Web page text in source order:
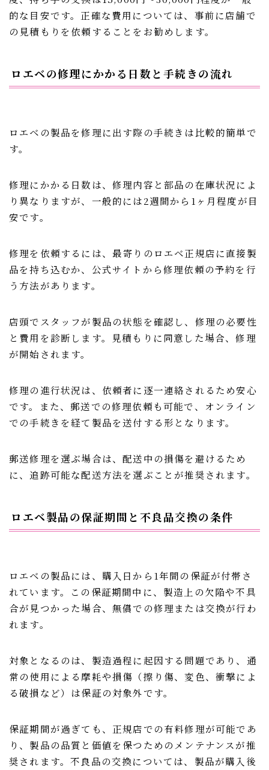
的な目安です。正確な費用については、事前に店舗で
の見積もりを依頼することをお勧めします。
ロエベの修理にかかる日数と手続きの流れ
ロエベの製品を修理に出す際の手続きは比較的簡単で
す。
修理にかかる日数は、修理内容と部品の在庫状況によ
り異なりますが、一般的には2週間から1ヶ月程度が目
安です。
修理を依頼するには、最寄りのロエベ正規店に直接製
品を持ち込むか、公式サイトから修理依頼の予約を行
う方法があります。
店頭でスタッフが製品の状態を確認し、修理の必要性
と費用を診断します。見積もりに同意した場合、修理
が開始されます。
修理の進行状況は、依頼者に逐一連絡されるため安心
です。また、郵送での修理依頼も可能で、オンライン
での手続きを経て製品を送付する形となります。
郵送修理を選ぶ場合は、配送中の損傷を避けるため
に、追跡可能な配送方法を選ぶことが推奨されます。
ロエベ製品の保証期間と不良品交換の条件
ロエベの製品には、購入日から1年間の保証が付帯さ
れています。この保証期間中に、製造上の欠陥や不具
合が見つかった場合、無償での修理または交換が行わ
れます。
対象となるのは、製造過程に起因する問題であり、通
常の使用による摩耗や損傷（擦り傷、変色、衝撃によ
る破損など）は保証の対象外です。
保証期間が過ぎても、正規店での有料修理が可能であ
り、製品の品質と価値を保つためのメンテナンスが推
奨されます。不良品の交換については、製品が購入後